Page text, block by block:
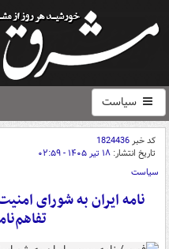
سیاست
کد خبر1824436
تاریخ انتشار: ۱۸ تیر ۱۴۰۵ - ۰۲:۵۹
سیاست
نامه ایران به شورای